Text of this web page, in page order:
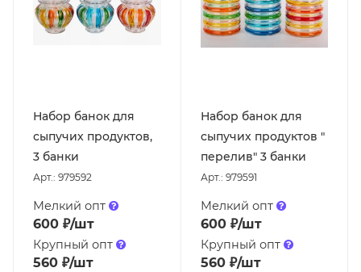
Набор банок для
сыпучих продуктов,
3 банки
Арт.: 979592
Мелкий опт
600 ₽/шт
Крупный опт
560 ₽/шт
Набор банок для
сыпучих продуктов "
перелив" 3 банки
Арт.: 979591
Мелкий опт
600₽/шт
Крупный опт
560₽/шт